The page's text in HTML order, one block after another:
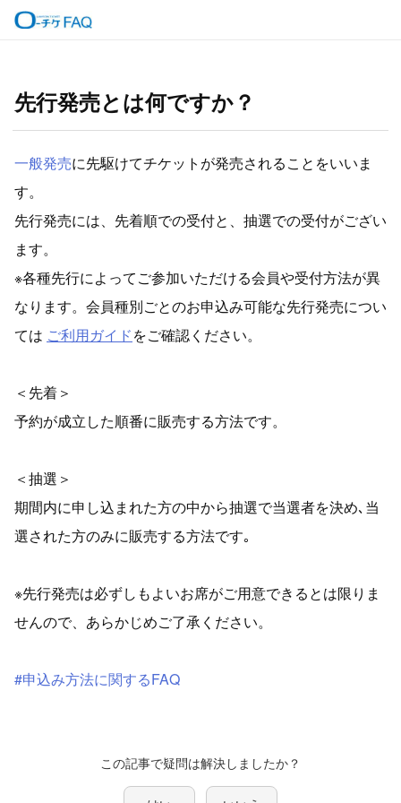
先行発売とは何ですか？
一般発売に先駆けてチケットが発売されることをいいま
す。
先行発売には、先着順での受付と、抽選での受付がござい
ます。
※各種先行によってご参加いただける会員や受付方法が異
なります。会員種別ごとのお申込み可能な先行発売につい
ては ご利用ガイドをご確認ください。
＜先着＞
予約が成立した順番に販売する方法です。
＜抽選＞
期間内に申し込まれた方の中から抽選で当選者を決め､当
選された方のみに販売する方法です｡
※先行発売は必ずしもよいお席がご用意できるとは限りま
せんので、あらかじめご了承ください。
#申込み方法に関するFAQ